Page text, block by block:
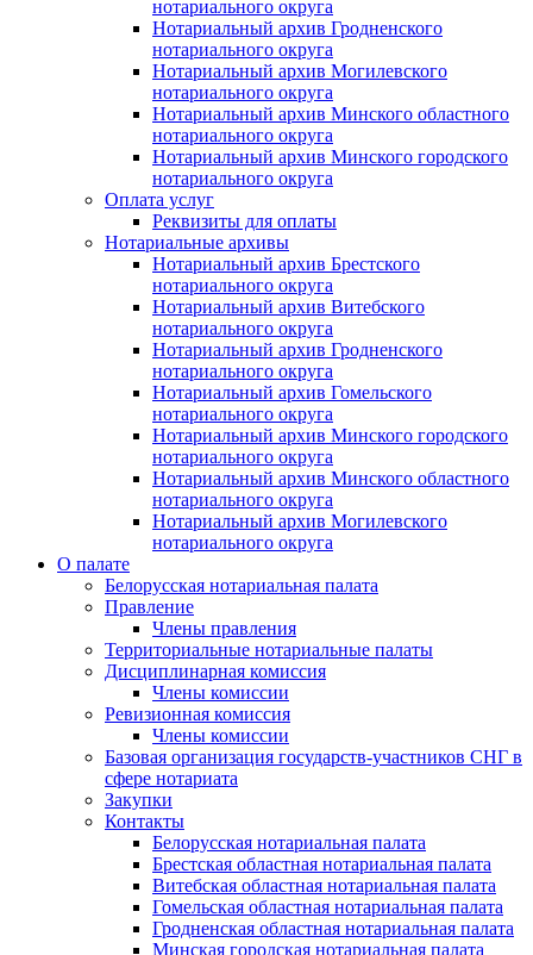
нотариального округа
Нотариальный архив Гродненского
нотариального округа
Нотариальный архив Могилевского
нотариального округа
Нотариальный архив Минского областного
нотариального округа
Нотариальный архив Минского городского
нотариального округа
Оплата услуг
Реквизиты для оплаты
Нотариальные архивы
Нотариальный архив Брестского
нотариального округа
Нотариальный архив Витебского
нотариального округа
Нотариальный архив Гродненского
нотариального округа
Нотариальный архив Гомельского
нотариального округа
Нотариальный архив Минского городского
нотариального округа
Нотариальный архив Минского областного
нотариального округа
Нотариальный архив Могилевского
нотариального округа
О палате
Белорусская нотариальная палата
Правление
Члены правления
Территориальные нотариальные палаты
Дисциплинарная комиссия
Члены комиссии
Ревизионная комиссия
Члены комиссии
Базовая организация государств-участников СНГ в
сфере нотариата
Закупки
Контакты
Белорусская нотариальная палата
Брестская областная нотариальная палата
Витебская областная нотариальная палата
Гомельская областная нотариальная палата
Гродненская областная нотариальная палата
Минская городская нотариальная палата